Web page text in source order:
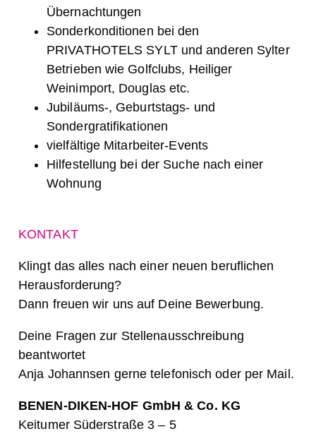
Übernachtungen
Sonderkonditionen bei den
PRIVATHOTELS SYLT und anderen Sylter
Betrieben wie Golfclubs, Heiliger
Weinimport, Douglas etc.
Jubiläums-, Geburtstags- und
Sondergratifikationen
vielfältige Mitarbeiter-Events
Hilfestellung bei der Suche nach einer
Wohnung
KONTAKT
Klingt das alles nach einer neuen beruflichen
Herausforderung?
Dann freuen wir uns auf Deine Bewerbung.
Deine Fragen zur Stellenausschreibung
beantwortet
Anja Johannsen gerne telefonisch oder per Mail.
BENEN-DIKEN-HOF GmbH & Co. KG
Keitumer Süderstraße 3 – 5